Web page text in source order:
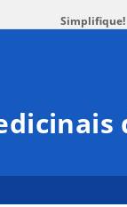
Simplifique!